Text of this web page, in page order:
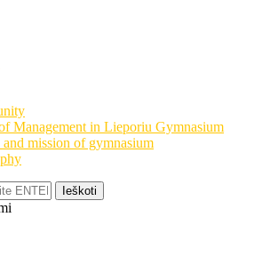
Management in Lieporiu Gymnasium
mission of gymnasium
Ieškoti